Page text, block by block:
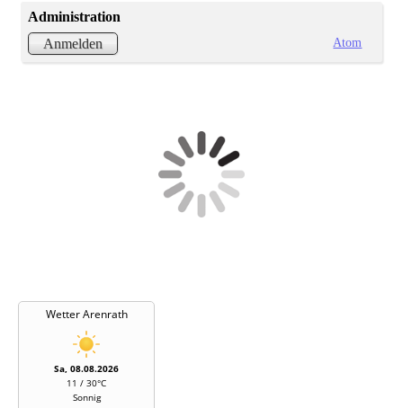
Administration
Anmelden
Atom